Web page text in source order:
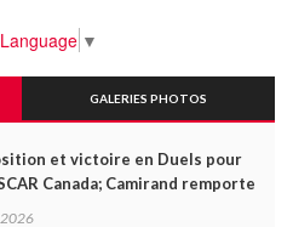
▼
GALERIES PHOTOS
et victoire en Duels pour
Canada; Camirand remporte
2026